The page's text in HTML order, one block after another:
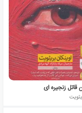
قاتل زنجیره ای